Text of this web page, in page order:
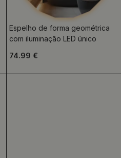
Espelho de forma geométrica
com iluminação LED único
74.99 €